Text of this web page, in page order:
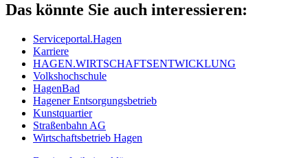
Das könnte Sie auch interessieren:
Serviceportal.Hagen
Karriere
HAGEN.WIRTSCHAFTSENTWICKLUNG
Volkshochschule
HagenBad
Hagener Entsorgungsbetrieb
Kunstquartier
Straßenbahn AG
Wirtschaftsbetrieb Hagen